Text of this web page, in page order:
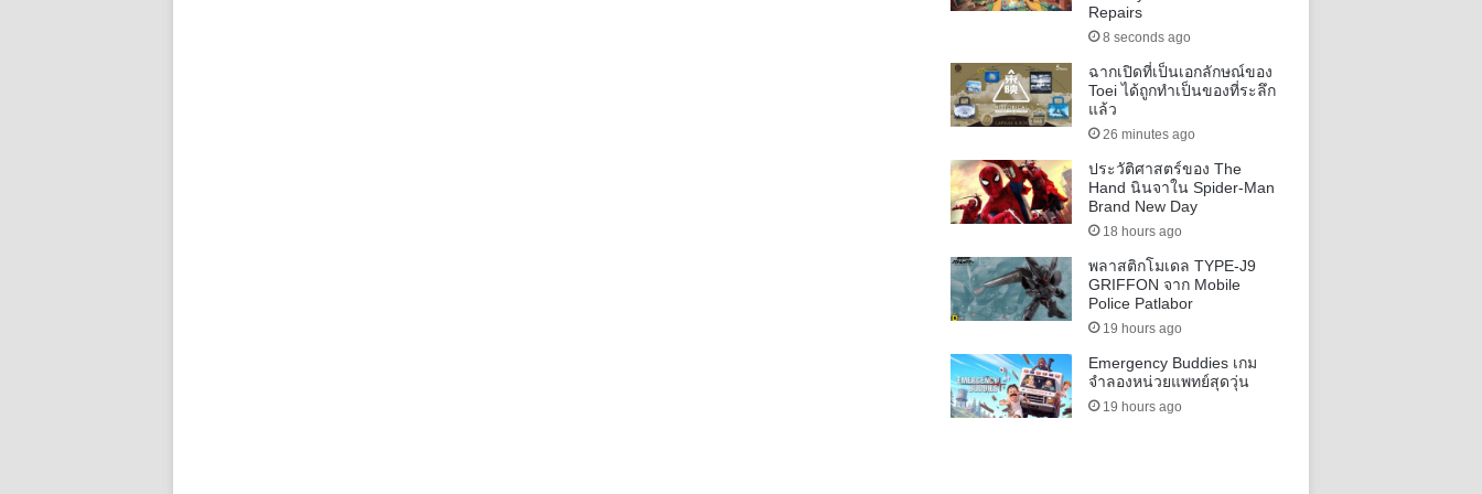
Repairs
8 seconds ago
ฉากเปิดที่เป็นเอกลักษณ์ของ
Toei ได้ถูกทำเป็นของที่ระลึก
แล้ว
26 minutes ago
ประวัติศาสตร์ของ The
Hand นินจาใน Spider-Man
Brand New Day
18 hours ago
พลาสติกโมเดล TYPE-J9
GRIFFON จาก Mobile
Police Patlabor
19 hours ago
Emergency Buddies เกม
จำลองหน่วยแพทย์สุดวุ่น
19 hours ago